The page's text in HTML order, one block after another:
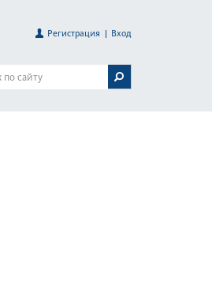
Регистрация Вход